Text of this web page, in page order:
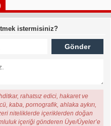
istermisiniz?
rahatsız edici, hakaret ve
kaba, pornografik, ahlaka aykırı,
niteliklerde içeriklerden doğan
içeriği gönderen Üye/Üyeler’e